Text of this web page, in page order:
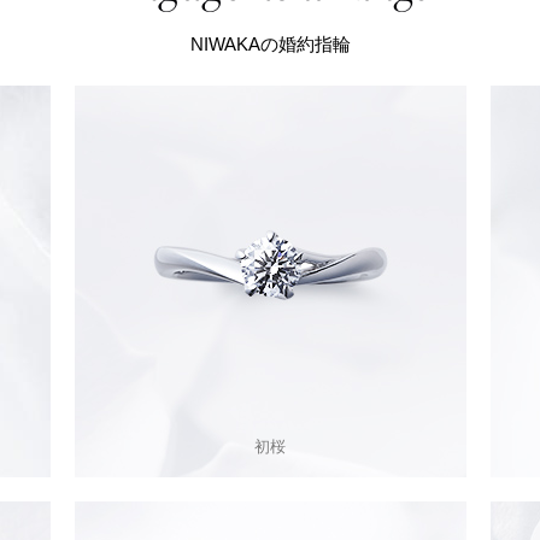
NIWAKAの婚約指輪
初桜